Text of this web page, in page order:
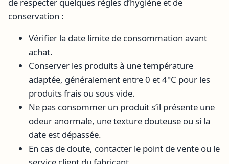
conservation :
Vérifier la date limite de consommation avant
achat.
Conserver les produits à une température
adaptée, généralement entre 0 et 4°C pour les
produits frais ou sous vide.
Ne pas consommer un produit s’il présente une
odeur anormale, une texture douteuse ou si la
date est dépassée.
En cas de doute, contacter le point de vente ou le